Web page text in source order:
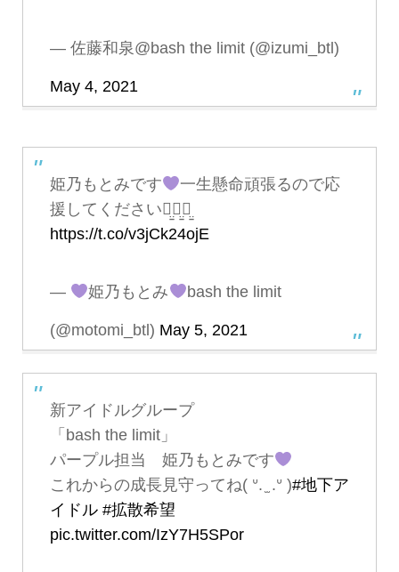
— 佐藤和泉@bash the limit (@izumi_btl)
May 4, 2021
姫乃もとみです
一生懸命頑張るので応
援してくださいꪔ̤̱ꪔ̤̱ꪔ̤̱
https://t.co/v3jCk24ojE
— 姫乃もとみ bash the limit
(@motomi_btl) May 5, 2021
新アイドルグループ
「bash the limit」
パープル担当 姫乃もとみです
これからの成長見守ってね( ᐡ. ̫ .ᐡ )#地下ア
イドル #拡散希望︎
pic.twitter.com/IzY7H5SPor